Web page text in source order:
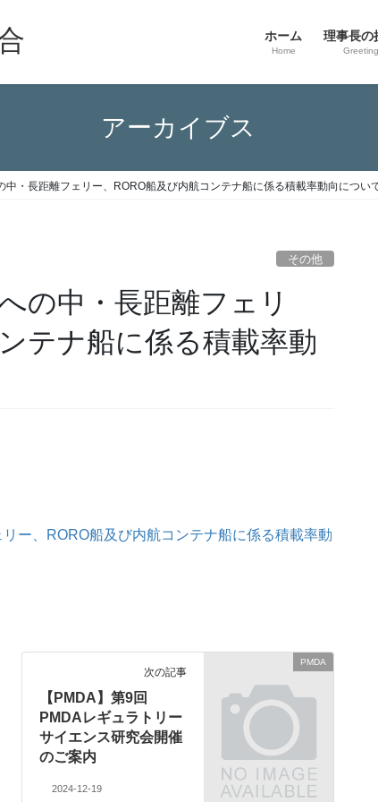
ホーム
Home
理事長の
Greeting
アーカイブス
中・長距離フェリー、RORO船及び内航コンテナ船に係る積載率動向につい
その他
の中・長距離フェリ
テナ船に係る積載率動
ー、RORO船及び内航コンテナ船に係る積載率動
PMDA
次の記事
【PMDA】第9回
PMDAレギュラトリー
サイエンス研究会開催
のご案内
2024-12-19